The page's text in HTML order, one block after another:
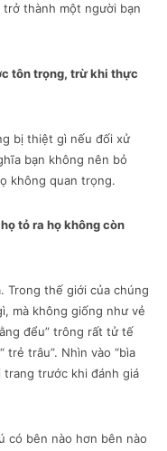
trở thành một người bạn
tôn trọng, trừ khi thực
bị thiệt gì nếu đối xử
bạn không nên bỏ
không quan trọng.
tỏ ra họ không còn
Trong thế giới của chúng
mà không giống như vẻ
đểu” trông rất tử tế
trâu”. Nhìn vào “bìa
trang trước khi đánh giá
có bên nào hơn bên nào